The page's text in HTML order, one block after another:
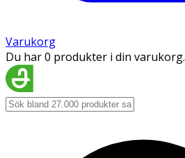
Varukorg
Du har 0 produkter i din varukorg.